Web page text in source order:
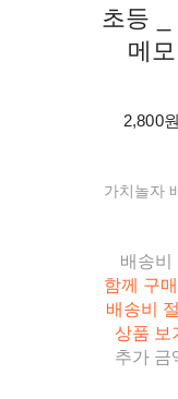
초등 _
메모
2,800원
가치놀자
배송비
함께 구
배송비
상품 보
추가 금